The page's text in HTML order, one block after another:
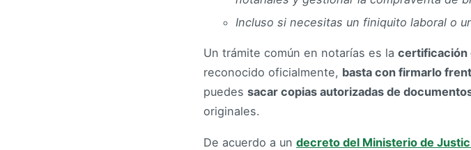
Incluso si necesitas un finiquito laboral o
Un trámite común en notarías es la certificación
reconocido oficialmente, basta con firmarlo
puedes sacar copias autorizadas de
originales.
De acuerdo a un decreto del Ministerio de